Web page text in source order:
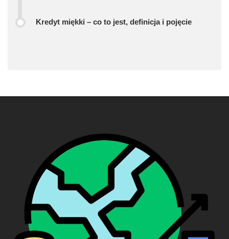
Kredyt miękki – co to jest, definicja i pojęcie